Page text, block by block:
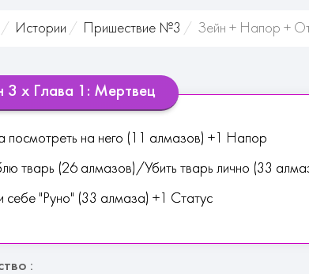
Истории Пришествие №3 Зейн + Напор +
3 х Глава 1: Мертвец
посмотреть на него (11 алмазов) +1 Напор
тварь (26 алмазов)/Убить тварь лично (33
себе "Руно" (33 алмаза) +1 Статус
: